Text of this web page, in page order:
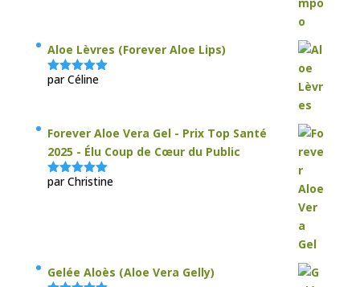
Aloe Lèvres (Forever Aloe Lips)
Note5sur
par Céline
Forever Aloe Vera Gel - Prix Top Santé
2025 - Élu Coup de Cœur du Public
Note5sur
par Christine
Gelée Aloès (Aloe Vera Gelly)